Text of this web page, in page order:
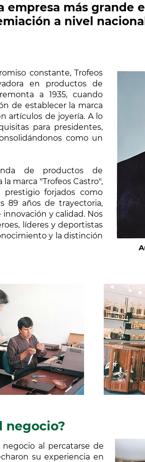
empresa más grande
a nivel
constante, Trofeos
en productos de
a 1935, cuando
de establecer la marca
artículos de joyería. A lo
para presidentes,
como un
de productos de
marca "Trofeos Castro",
forjados como
89 años de trayectoria,
y calidad. Nos
líderes y deportistas
y la distinción
negocio?
al percatarse de
su experiencia en